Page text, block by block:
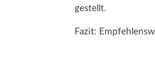
gestellt.
Fazit: